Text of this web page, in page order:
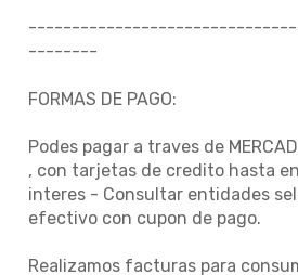
--------
FORMAS DE PAGO:
Podes pagar a traves de
, con tarjetas de credito hasta
interes - Consultar entidades
efectivo con cupon de pago.
Realizamos facturas para